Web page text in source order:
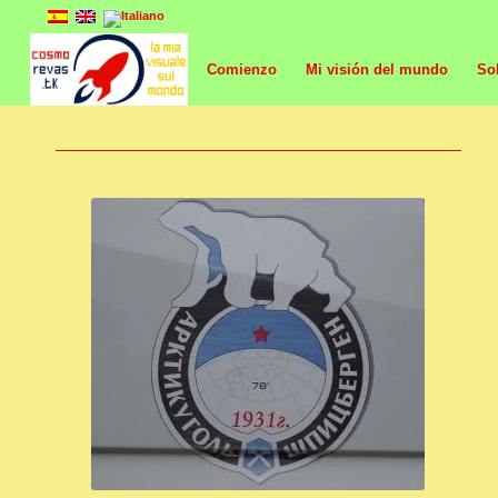
Comienzo Mi visión del mundo